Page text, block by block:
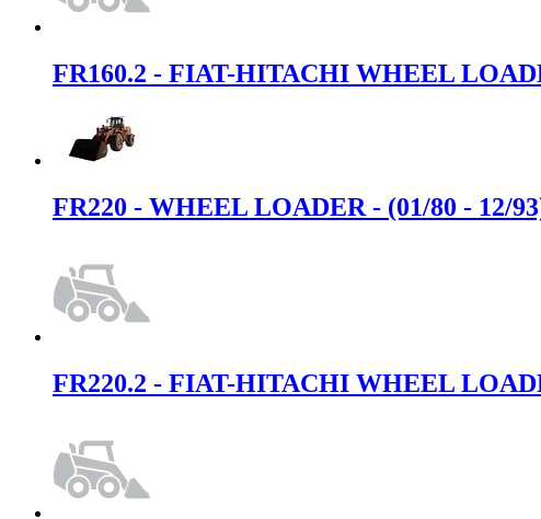
FR160.2 - FIAT-HITACHI WHEEL
FR220 - WHEEL LOADER - (01/80 - 12/
FR220.2 - FIAT-HITACHI WHEEL